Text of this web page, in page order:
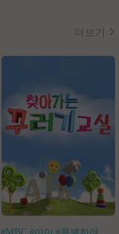
더보기